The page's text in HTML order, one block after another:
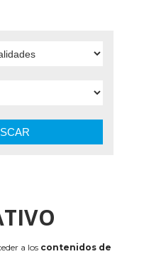
a los contenidos de